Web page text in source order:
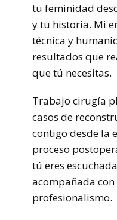
tu feminidad
y tu historia. Mi
técnica y
resultados que
que tú necesitas.
Trabajo cirugía
casos de
contigo desde la
proceso
tú eres
acompañada
profesionalismo.